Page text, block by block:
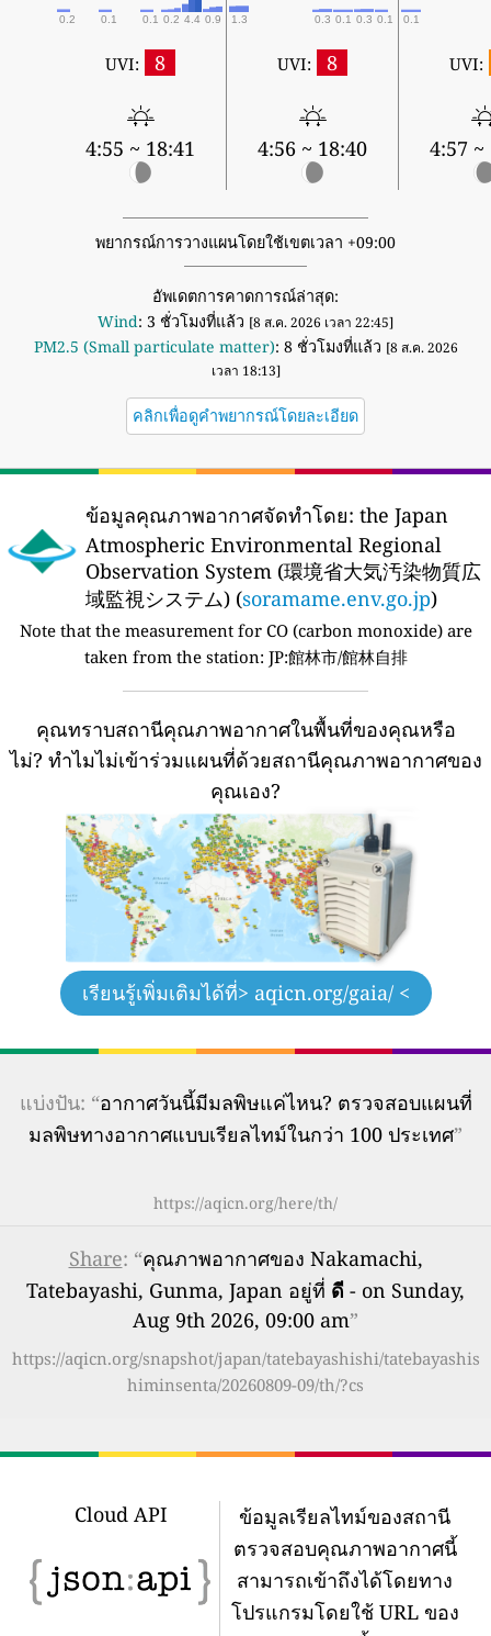
0.2 0.1 0.1 0.2 4.4 0.9 1.3 0.3 0.1 0.3 0.1 0.1
UVI: 8
4:55 ~ 18:41
UVI: 8
4:56 ~ 18:40
UVI:
4:57 ~
พยากรณ์การวางแผนโดยใช้เขตเวลา +09:00
อัพเดตการคาดการณ์ล่าสุด:
Wind: 3 ชั่วโมงที่แล้ว [8 ส.ค. 2026 เวลา 22:45]
PM2.5 (Small particulate matter): 8 ชั่วโมงที่แล้ว [8 ส.ค. 2026
เวลา 18:13]
คลิกเพื่อดูคำพยากรณ์โดยละเอียด
ข้อมูลคุณภาพอากาศจัดทำโดย: the Japan
Atmospheric Environmental Regional
Observation System (環境省大気汚染物質広
域監視システム) (soramame.env.go.jp)
Note that the measurement for CO (carbon monoxide) are
taken from the station: JP:館林市/館林自排
คุณทราบสถานีคุณภาพอากาศในพื้นที่ของคุณหรือ
ไม่? ทำไมไม่เข้าร่วมแผนที่ด้วยสถานีคุณภาพอากาศของ
คุณเอง?
เรียนรู้เพิ่มเติมได้ที่> aqicn.org/gaia/ <
แบ่งปัน: “อากาศวันนี้มีมลพิษแค่ไหน? ตรวจสอบแผนที่
มลพิษทางอากาศแบบเรียลไทม์ในกว่า 100 ประเทศ”
https://aqicn.org/here/th/
Share: “คุณภาพอากาศของ Nakamachi,
Tatebayashi, Gunma, Japan อยู่ที่ ดี - on Sunday,
Aug 9th 2026, 09:00 am”
https://aqicn.org/snapshot/japan/tatebayashishi/tatebayashis
himinsenta/20260809-09/th/?cs
Cloud API
ข้อมูลเรียลไทม์ของสถานี
ตรวจสอบคุณภาพอากาศนี้
สามารถเข้าถึงได้โดยทาง
โปรแกรมโดยใช้ URL ของ